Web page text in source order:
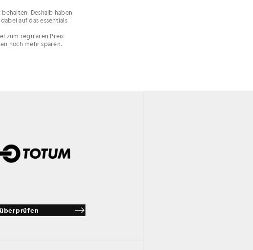
Deshalb haben
auf das essentials
zum regulären Preis
noch mehr sparen.